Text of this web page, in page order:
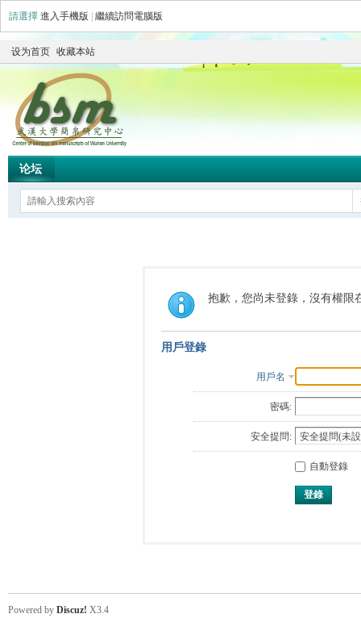
請選擇 進入手機版 繼續訪問電腦版
设为首页 收藏本站
论坛
抱歉，您尚未登錄，沒有權限
用戶登錄
用戶名
密碼:
安全提問:
自動登錄
登錄
Powered by Discuz! X3.4